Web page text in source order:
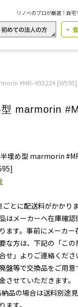
リノベのプロが厳選！自
#MR-493224 [W595]
marmorin
半埋め型 marmorin
ごとに配送料がかかり
はメーカーへ在庫確認
ます。事前にメーカー
な方は、下記の「この
せ」よりご連絡くださ
盤等で交換品をご用意
させていただきます。
品の場合は送料別途
ます。